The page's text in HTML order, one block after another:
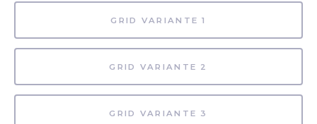
GRID VARIANTE 1
GRID VARIANTE 2
GRID VARIANTE 3